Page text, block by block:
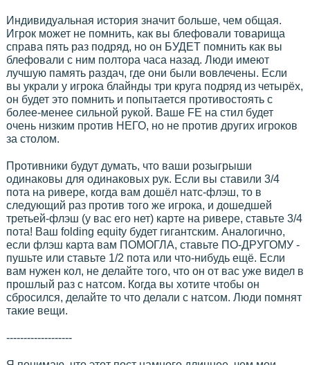
Индивидуальная история значит больше, чем общая.
Игрок может не помнить, как вы блефовали товарища
справа пять раз подряд, но он БУДЕТ помнить как вы
блефовали с ним полтора часа назад. Люди имеют
лучшую память раздач, где они были вовлечены. Если
вы украли у игрока блайнды три круга подряд из четырёх,
он будет это помнить и попытается противостоять с
более-менее сильной рукой. Ваше FE на стил будет
очень низким против НЕГО, но не против других игроков
за столом.
Противники будут думать, что ваши розыгрыши
одинаковы для одинаковых рук. Если вы ставили 3/4
пота на ривере, когда вам дошёл натс-флэш, то в
следующий раз против того же игрока, и дошедшей
третьей-флэш (у вас его нет) карте на ривере, ставьте 3/4
пота! Ваш folding equity будет гигантским. Аналогично,
если флэш карта вам ПОМОГЛА, ставьте ПО-ДРУГОМУ -
пушьте или ставьте 1/2 пота или что-нибудь ещё. Если
вам нужен кол, не делайте того, что он от вас уже видел в
прошлый раз с натсом. Когда вы хотите чтобы он
сбросился, делайте то что делали с натсом. Люди помнят
такие вещи.
-------------------